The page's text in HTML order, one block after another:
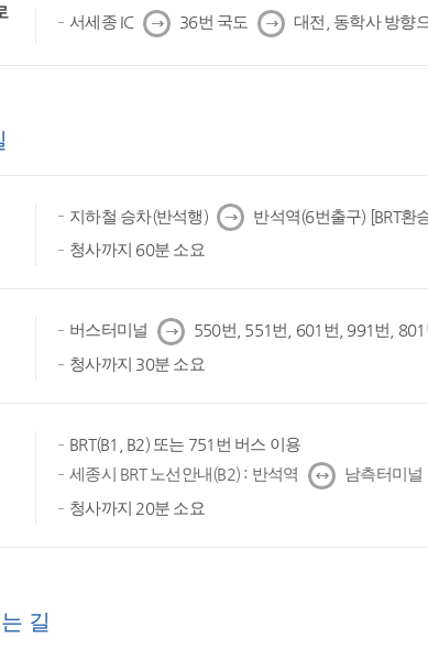
서세종 IC 다
음
36번 국도 다
음
대전, 동학사 방향
지하철 승차(반석행) 다
음
반석역(6번출구) [BRT환
청사까지 60분 소요
버스터미널 다
음
550번, 551번, 601번, 991번,
청사까지 30분 소요
BRT(B1, B2) 또는 751번 버스 이용
세종시 BRT 노선안내(B2) : 반석역 ↔ 남측터미널
청사까지 20분 소요
길